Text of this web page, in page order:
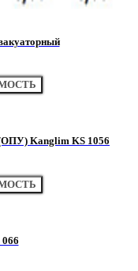
Kanglim KS 1056